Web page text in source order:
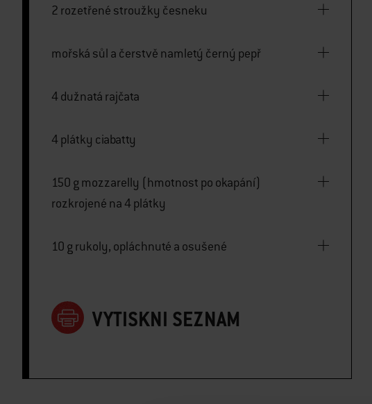
2 rozetřené stroužky česneku
mořská sůl a čerstvě namletý černý pepř
4 dužnatá rajčata
4 plátky ciabatty
150 g mozzarelly (hmotnost po okapání)
rozkrojené na 4 plátky
10 g rukoly, opláchnuté a osušené
VYTISKNI SEZNAM